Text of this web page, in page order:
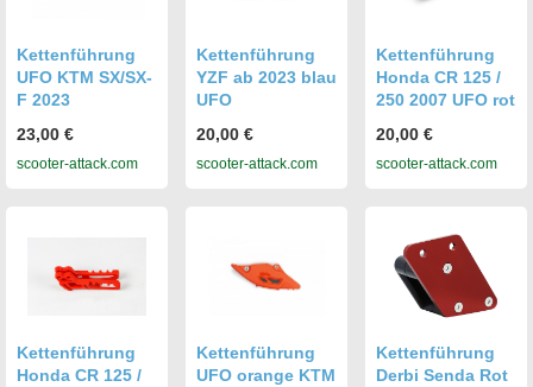
Kettenführung
UFO KTM SX/SX-
F 2023
23,00 €
scooter-attack.com
Kettenführung
YZF ab 2023 blau
UFO
20,00 €
scooter-attack.com
Kettenführung
Honda CR 125 /
250 2007 UFO rot
20,00 €
scooter-attack.com
Kettenführung
Honda CR 125 /
Kettenführung
UFO orange KTM
Kettenführung
Derbi Senda Rot